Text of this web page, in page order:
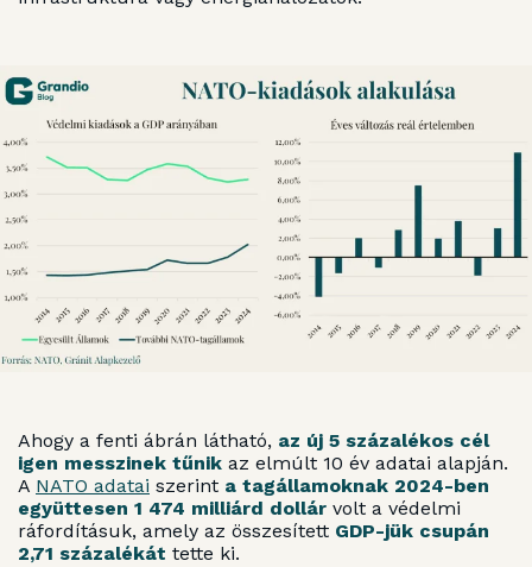
Ahogy a fenti ábrán látható, az új 5 százalékos cél
igen messzinek tűnik az elmúlt 10 év adatai alapján.
A NATO adatai szerint a tagállamoknak 2024-ben
együttesen 1 474 milliárd dollár volt a védelmi
ráfordításuk, amely az összesített GDP-jük csupán
2,71 százalékát tette ki.